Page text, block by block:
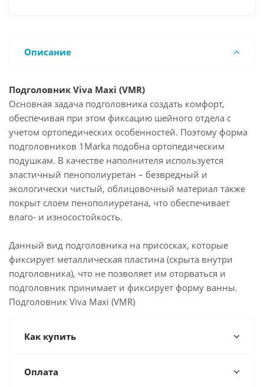
Описание
Подголовник Viva Maxi (VMR)
Основная задача подголовника создать комфорт,
обеспечивая при этом фиксацию шейного отдела с
учетом ортопедических особенностей. Поэтому форма
подголовников 1Marka подобна ортопедическим
подушкам. В качестве наполнителя используется
эластичный пенополиуретан – безвредный и
экологически чистый, облицовочный материал также
покрыт слоем пенополиуретана, что обеспечивает
влаго- и износостойкость.
Данный вид подголовника на присосках, которые
фиксирует металлическая пластина (скрыта внутри
подголовника), что не позволяет им оторваться и
подголовник принимает и фиксирует форму ванны.
Подголовник Viva Maxi (VMR)
Как купить
Оплата